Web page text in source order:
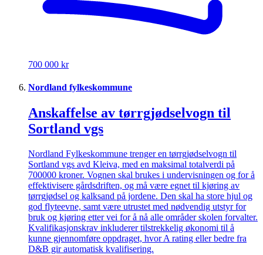
700 000 kr
Nordland fylkeskommune
Anskaffelse av tørrgjødselvogn til
Sortland vgs
Nordland Fylkeskommune trenger en tørrgjødselvogn til
Sortland vgs avd Kleiva, med en maksimal totalverdi på
700000 kroner. Vognen skal brukes i undervisningen og for å
effektivisere gårdsdriften, og må være egnet til kjøring av
tørrgjødsel og kalksand på jordene. Den skal ha store hjul og
god flyteevne, samt være utrustet med nødvendig utstyr for
bruk og kjøring etter vei for å nå alle områder skolen forvalter.
Kvalifikasjonskrav inkluderer tilstrekkelig økonomi til å
kunne gjennomføre oppdraget, hvor A rating eller bedre fra
D&B gir automatisk kvalifisering.